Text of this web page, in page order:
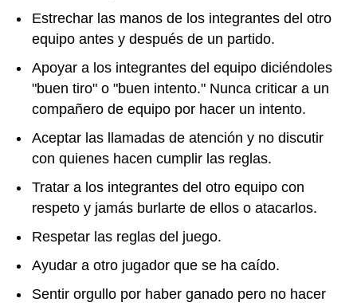
Estrechar las manos de los integrantes del otro
equipo antes y después de un partido.
Apoyar a los integrantes del equipo diciéndoles
"buen tiro" o "buen intento." Nunca criticar a un
compañero de equipo por hacer un intento.
Aceptar las llamadas de atención y no discutir
con quienes hacen cumplir las reglas.
Tratar a los integrantes del otro equipo con
respeto y jamás burlarte de ellos o atacarlos.
Respetar las reglas del juego.
Ayudar a otro jugador que se ha caído.
Sentir orgullo por haber ganado pero no hacer